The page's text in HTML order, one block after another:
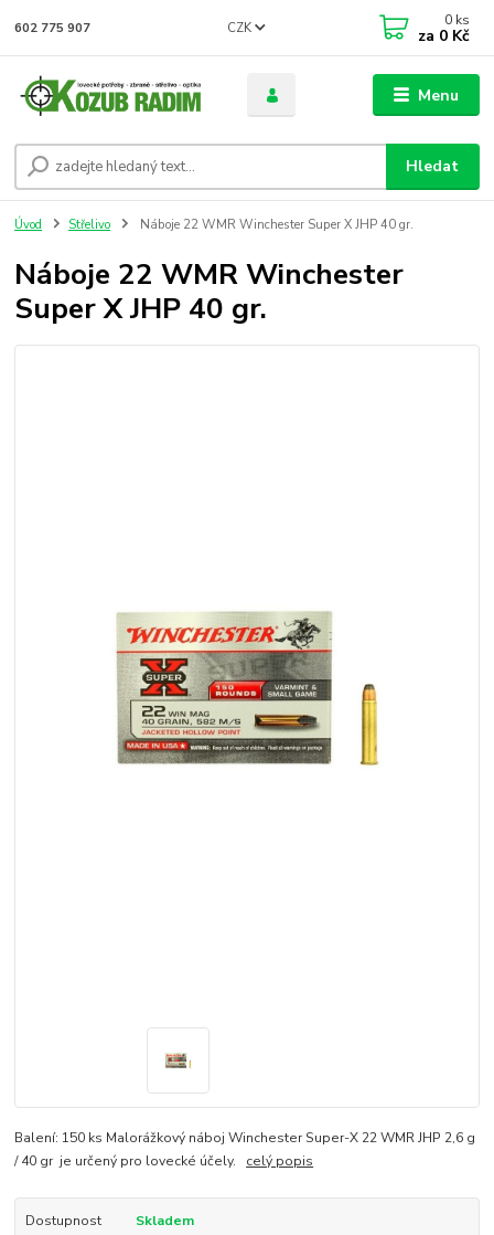
Menu
CZK
Hledat
602 775 907 0 ks
za 0 Kč
Úvod Střelivo Náboje 22 WMR Winchester Super X JHP 40 gr.
Náboje 22 WMR Winchester
Super X JHP 40 gr.
Balení: 150 ks Malorážkový náboj Winchester Super-X 22 WMR JHP 2,6 g
/ 40 gr je určený pro lovecké účely. celý popis
Dostupnost Skladem